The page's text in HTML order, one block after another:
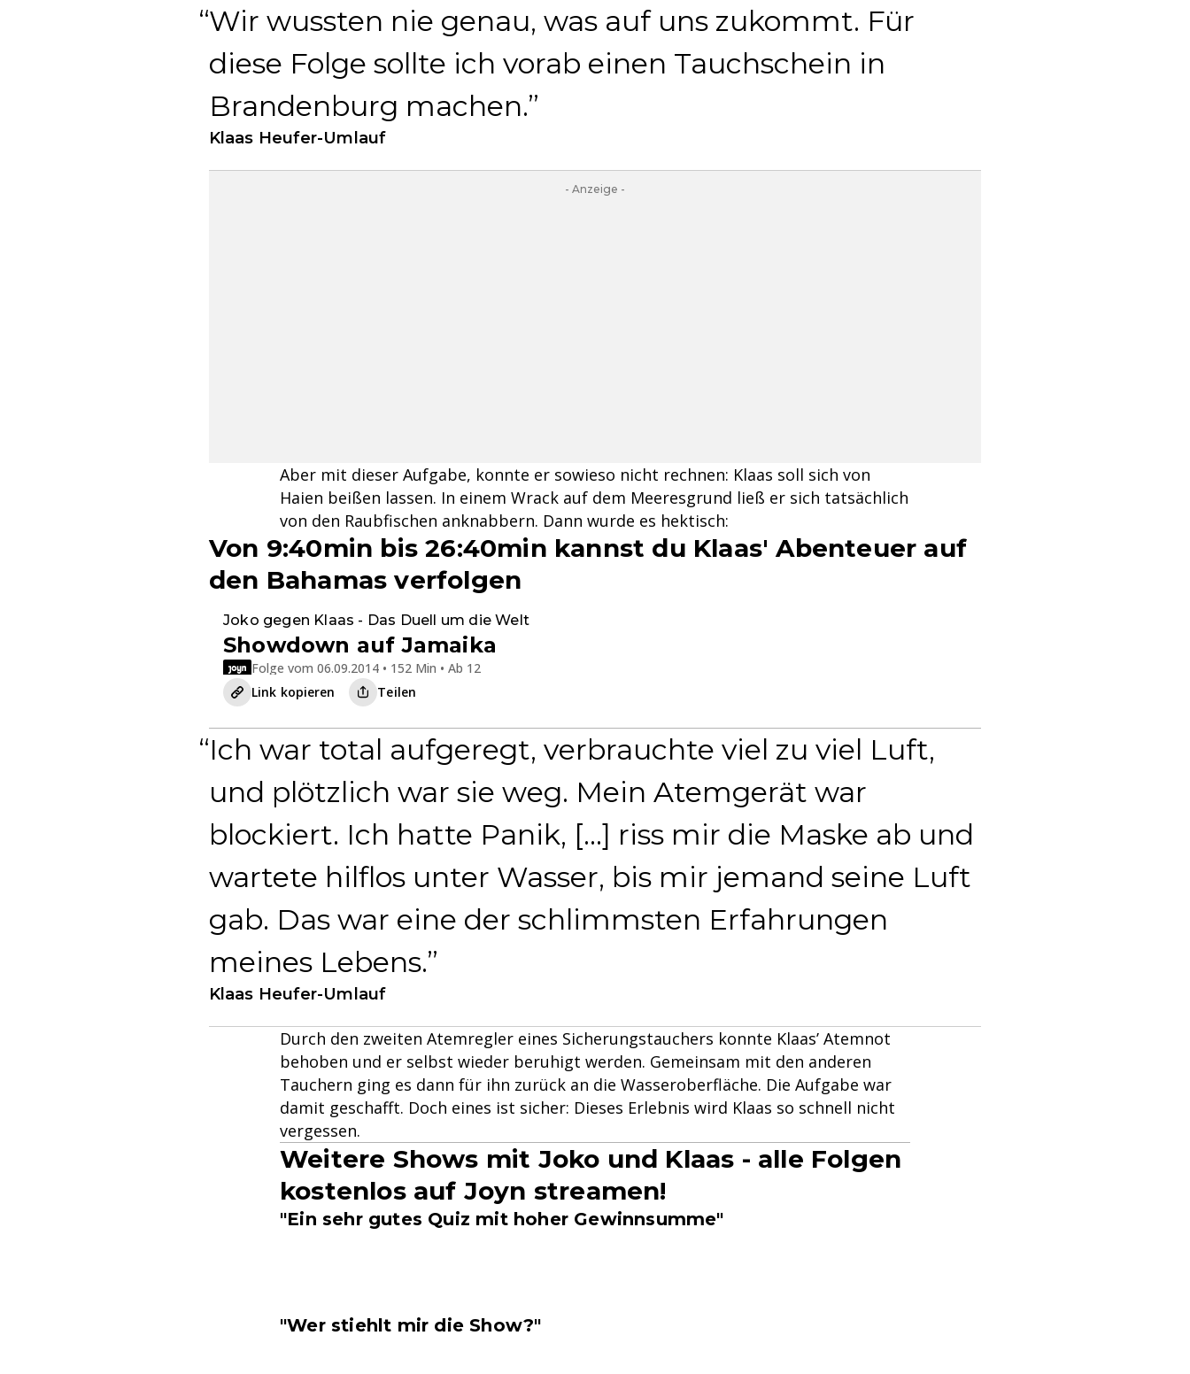
Wir wussten nie genau, was auf uns zukommt. Für
diese Folge sollte ich vorab einen Tauchschein in
Brandenburg machen.
Klaas Heufer-Umlauf
- Anzeige -
Aber mit dieser Aufgabe, konnte er sowieso nicht rechnen: Klaas soll sich von
Haien beißen lassen. In einem Wrack auf dem Meeresgrund ließ er sich tatsächlich
von den Raubfischen anknabbern. Dann wurde es hektisch:
Von 9:40min bis 26:40min kannst du Klaas' Abenteuer auf
den Bahamas verfolgen
Joko gegen Klaas - Das Duell um die Welt
Showdown auf Jamaika
Folge vom 06.09.2014 • 152 Min • Ab 12
Link kopieren
Teilen
Ich war total aufgeregt, verbrauchte viel zu viel Luft,
und plötzlich war sie weg. Mein Atemgerät war
blockiert. Ich hatte Panik, [...] riss mir die Maske ab und
wartete hilflos unter Wasser, bis mir jemand seine Luft
gab. Das war eine der schlimmsten Erfahrungen
meines Lebens.
Klaas Heufer-Umlauf
Durch den zweiten Atemregler eines Sicherungstauchers konnte Klaas’ Atemnot
behoben und er selbst wieder beruhigt werden. Gemeinsam mit den anderen
Tauchern ging es dann für ihn zurück an die Wasseroberfläche. Die Aufgabe war
damit geschafft. Doch eines ist sicher: Dieses Erlebnis wird Klaas so schnell nicht
vergessen.
Weitere Shows mit Joko und Klaas - alle Folgen
kostenlos auf Joyn streamen!
"Ein sehr gutes Quiz mit hoher Gewinnsumme"
"Wer stiehlt mir die Show?"